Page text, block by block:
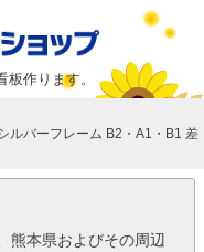
板作ります。
ルバーフレーム B2・A1・B1 差
熊本県およびその周辺